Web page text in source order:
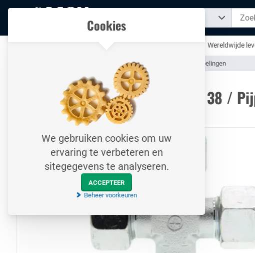
homepage
Al uw technische producten op één handige plek Wereldwijde
Hydraulische Slangen & Slangkoppelingen
Hydrauliek kruisstuk / S-serie 38 /
Zware versie / Verzinkt staal
Cookies
We gebruiken cookies om uw
ervaring te verbeteren en
sitegegevens te analyseren.
ACCEPTEER
Beheer voorkeuren